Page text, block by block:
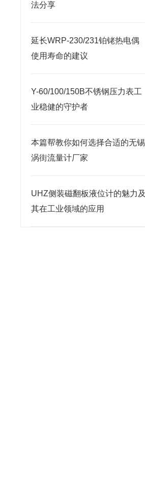
法分享
延长WRP-230/231铂铑热电偶
使用寿命的建议
Y-60/100/150B不锈钢压力表工
业稳健的守护者
本篇帮教你如何选择合适的无锡
涡街流量计厂家
UHZ侧装磁翻板液位计的魅力及
其在工业领域的应用